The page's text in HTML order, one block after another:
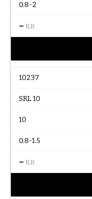
0.8-2
– KR
10237
SRL 10
10
0.8-1.5
– KR